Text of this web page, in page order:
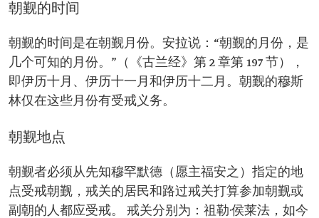
朝觐的时间
朝觐的时间是在朝觐月份。安拉说：“朝觐的月份，是
几个可知的月份。”（《古兰经》第 2 章第 197 节），
即伊历十月、伊历十一月和伊历十二月。朝觐的穆斯
林仅在这些月份有受戒义务。
朝觐地点
朝觐者必须从先知穆罕默德（愿主福安之）指定的地
点受戒朝觐，戒关的居民和路过戒关打算参加朝觐或
副朝的人都应受戒。 戒关分别为：祖勒·侯莱法，如今